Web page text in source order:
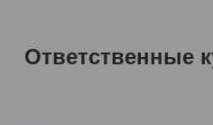
Ответственные